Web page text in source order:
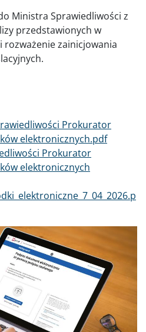
Ministra Sprawiedliwości z
przedstawionych w
zainicjowania
Prokurator
elektronicznych.pdf
Prokurator
elektronicznych